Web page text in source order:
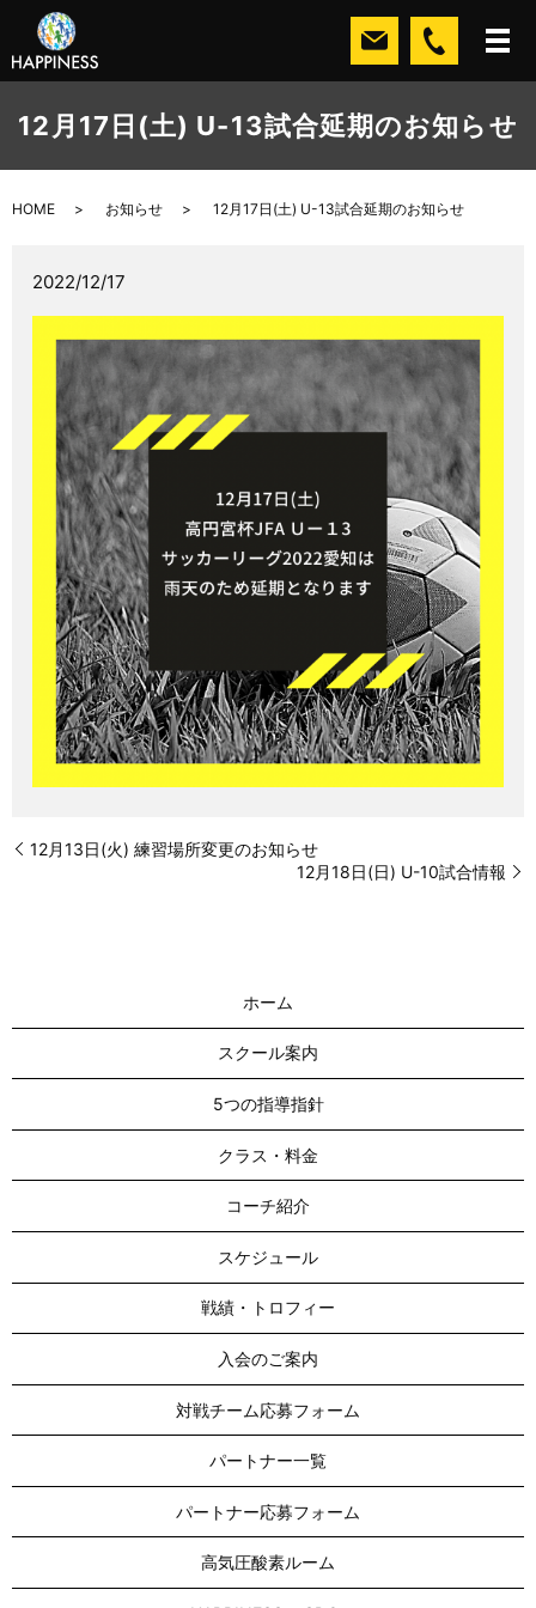
12月17日(土) U-13試合延期のお知らせ
HOME お知らせ 12月17日(土) U-13試合延期のお知らせ
2022/12/17
12月13日(火) 練習場所変更のお知らせ
12月18日(日) U-10試合情報
ホーム
スクール案内
5つの指導指針
クラス・料金
コーチ紹介
スケジュール
戦績・トロフィー
入会のご案内
対戦チーム応募フォーム
パートナー一覧
パートナー応募フォーム
高気圧酸素ルーム